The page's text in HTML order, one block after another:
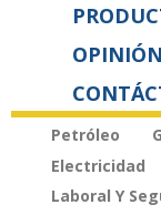
OPINIÓN
Petróleo
Electricidad
Laboral Y